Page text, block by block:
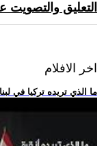
التعليق
اخر الافلام
.. ما الذي تريده تركيا في